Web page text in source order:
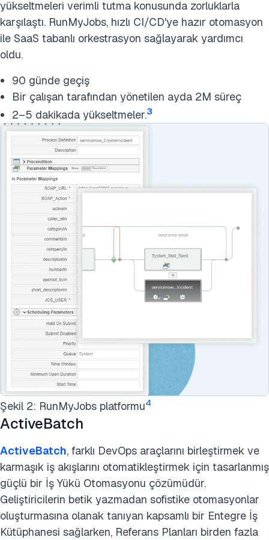
yükseltmeleri verimli tutma konusunda zorluklarla
karşılaştı. RunMyJobs, hızlı CI/CD'ye hazır otomasyon
ile SaaS tabanlı orkestrasyon sağlayarak yardımcı
oldu.
90 günde geçiş
Bir çalışan tarafından yönetilen ayda 2M süreç
2–5 dakikada yükseltmeler.3
Şekil 2: RunMyJobs platformu4
ActiveBatch
ActiveBatch, farklı DevOps araçlarını birleştirmek ve
karmaşık iş akışlarını otomatikleştirmek için tasarlanmış
güçlü bir İş Yükü Otomasyonu çözümüdür.
Geliştiricilerin betik yazmadan sofistike otomasyonlar
oluşturmasına olanak tanıyan kapsamlı bir Entegre İş
Kütüphanesi sağlarken, Referans Planları birden fazla